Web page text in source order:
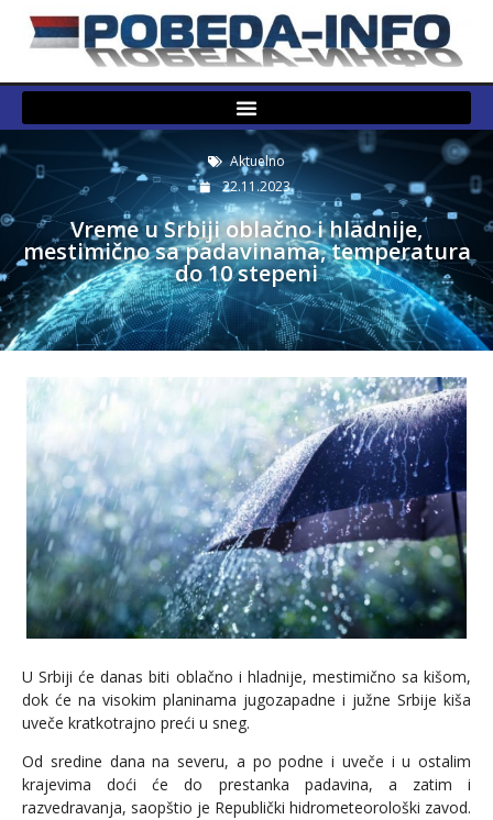
Aktuelno
22.11.2023.
Vreme u Srbiji oblačno i hladnije,
mestimično sa padavinama, temperatura
do 10 stepeni
U Srbiji će danas biti oblačno i hladnije, mestimično sa kišom,
dok će na visokim planinama jugozapadne i južne Srbije kiša
uveče kratkotrajno preći u sneg.
Od sredine dana na severu, a po podne i uveče i u ostalim
krajevima doći će do prestanka padavina, a zatim i
razvedravanja, saopštio je Republički hidrometeorološki zavod.